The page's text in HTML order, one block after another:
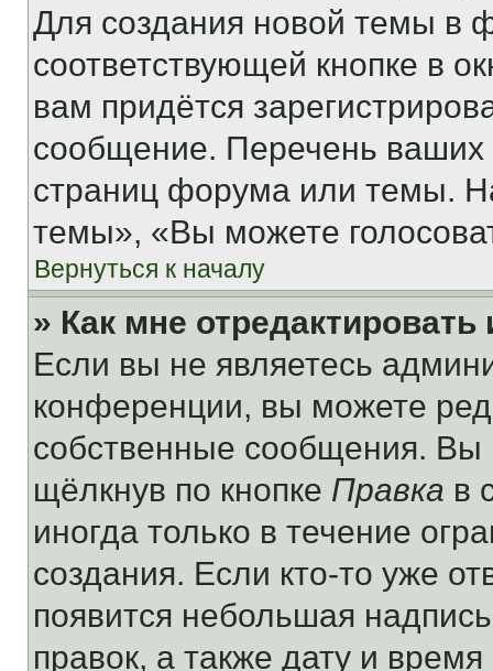
Для создания новой темы в
соответствующей кнопке в
вам придётся
сообщение. Перечень ваших
страниц форума или темы.
темы», «Вы можете
Вернуться к началу
» Как мне
Если вы не являетесь
конференции, вы можете
собственные сообщения. Вы
щёлкнув по кнопке Правка в
иногда только в течение
создания. Если кто-то уже
появится небольшая
правок, а также дату и